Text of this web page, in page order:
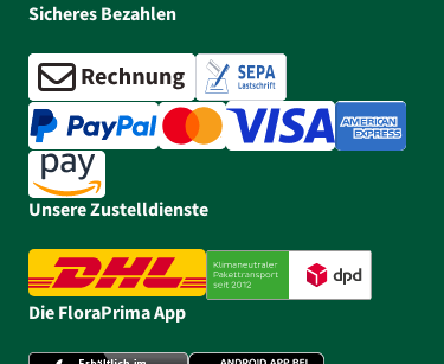
Sicheres Bezahlen
Unsere Zustelldienste
Die FloraPrima App